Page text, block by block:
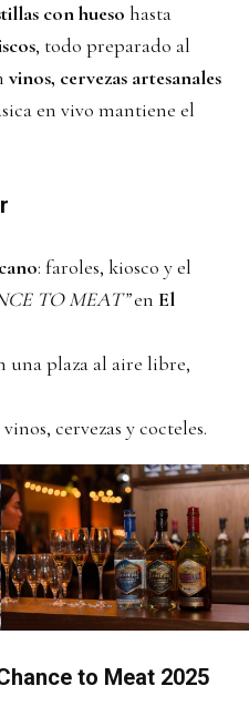
con hueso hasta
, todo preparado al
vinos, cervezas artesanales
en vivo mantiene el
: faroles, kiosco y el
TO MEAT”en El
una plaza al aire libre,
cervezas y cocteles.
to Meat 2025